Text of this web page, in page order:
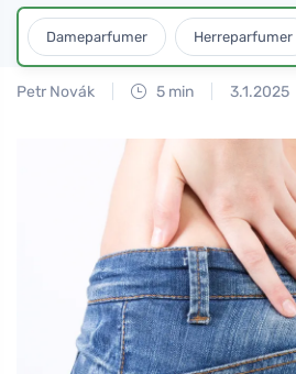
Dameparfumer Herreparfumer
Petr Novák 5 min 3.1.2025